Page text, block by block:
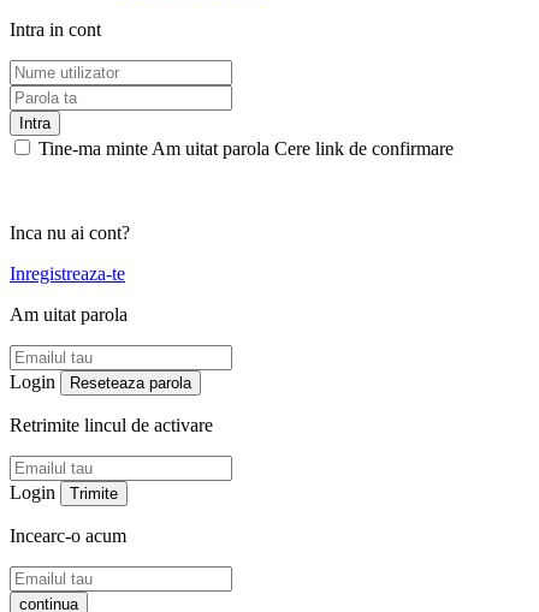
Intra in cont
Intra
Tine-ma minte Am uitat parola Cere link de confirmare
Inca nu ai cont?
Inregistreaza-te
Am uitat parola
Login Reseteaza parola
Retrimite lincul de activare
Login Trimite
Incearc-o acum
continua